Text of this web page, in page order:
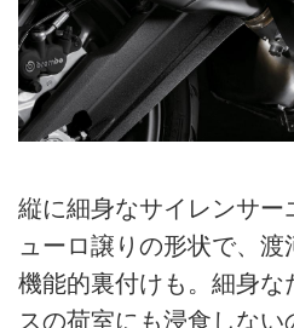
縦に細身なサイレンサー
ューロ譲りの形状で、渡
機能的裏付けも。細身な
スの荷室にも浸食しない